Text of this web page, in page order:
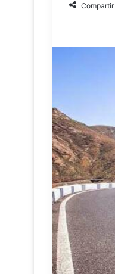
Compartir